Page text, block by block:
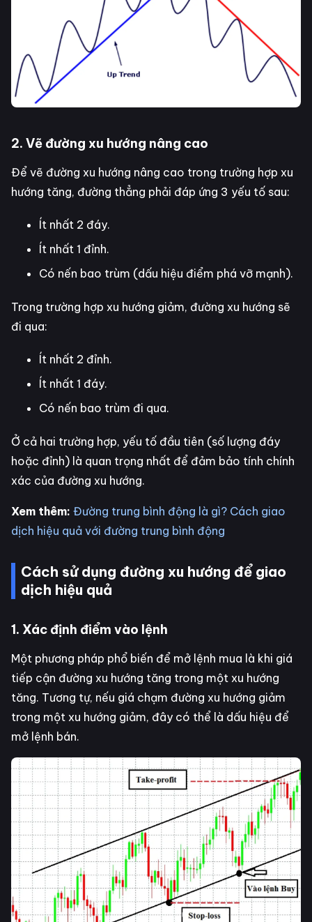
2. Vẽ đường xu hướng nâng cao
Để vẽ đường xu hướng nâng cao trong trường hợp xu
hướng tăng, đường thẳng phải đáp ứng 3 yếu tố sau:
Ít nhất 2 đáy.
Ít nhất 1 đỉnh.
Có nến bao trùm (dấu hiệu điểm phá vỡ mạnh).
Trong trường hợp xu hướng giảm, đường xu hướng sẽ
đi qua:
Ít nhất 2 đỉnh.
Ít nhất 1 đáy.
Có nến bao trùm đi qua.
Ở cả hai trường hợp, yếu tố đầu tiên (số lượng đáy
hoặc đỉnh) là quan trọng nhất để đảm bảo tính chính
xác của đường xu hướng.
Xem thêm: Đường trung bình động là gì? Cách giao
dịch hiệu quả với đường trung bình động
Cách sử dụng đường xu hướng để giao
dịch hiệu quả
1. Xác định điểm vào lệnh
Một phương pháp phổ biến để mở lệnh mua là khi giá
tiếp cận đường xu hướng tăng trong một xu hướng
tăng. Tương tự, nếu giá chạm đường xu hướng giảm
trong một xu hướng giảm, đây có thể là dấu hiệu để
mở lệnh bán.